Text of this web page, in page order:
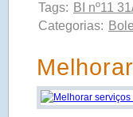
Tags: BI nº11
Categorias: